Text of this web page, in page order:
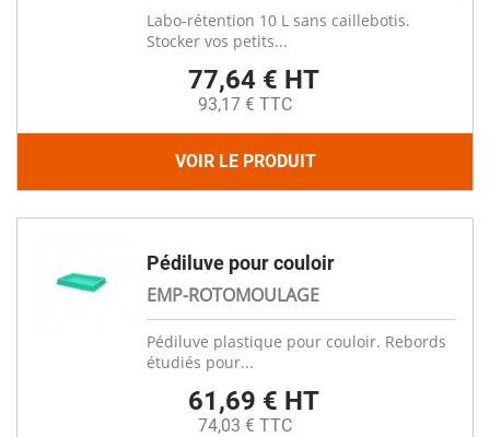
Labo-rétention 10 L sans caillebotis.
Stocker vos petits...
77,64 € HT
93,17 € TTC
VOIR LE PRODUIT
Pédiluve pour couloir
EMP-ROTOMOULAGE
Pédiluve plastique pour couloir. Rebords
étudiés pour...
61,69 € HT
74,03 € TTC